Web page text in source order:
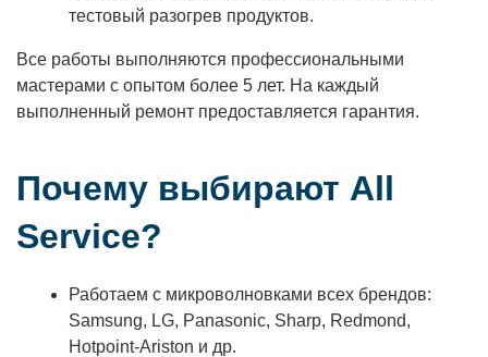
тестовый разогрев продуктов.
Все работы выполняются профессиональными
мастерами с опытом более 5 лет. На каждый
выполненный ремонт предоставляется гарантия.
Почему выбирают All
Service?
Работаем с микроволновками всех брендов:
Samsung, LG, Panasonic, Sharp, Redmond,
Hotpoint-Ariston и др.